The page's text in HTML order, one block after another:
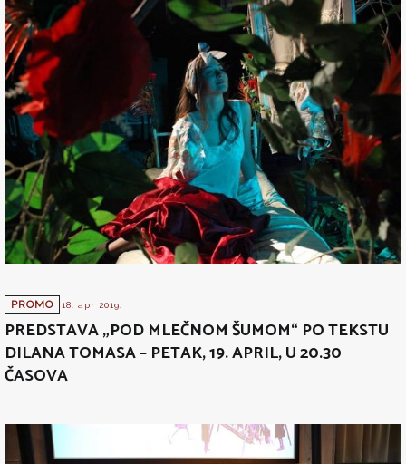
PROMO 18. apr 2019.
PREDSTAVA „POD MLEČNOM ŠUMOM“ PO TEKSTU
DILANA TOMASA – PETAK, 19. APRIL, U 20.30
ČASOVA